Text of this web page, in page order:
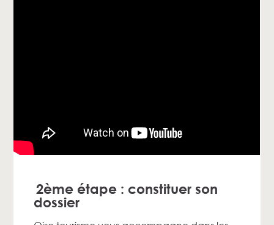
2ème étape : constituer son
dossier